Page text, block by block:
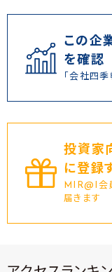
この企
を確認
「会社四
投資家
に登録
MIR@I会
届きます